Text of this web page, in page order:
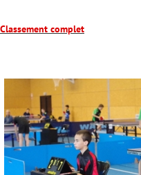
Classement complet